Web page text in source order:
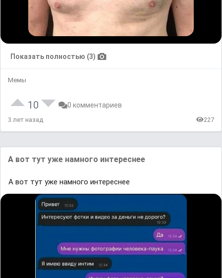
Показать полностью (3)
Мемы
10 0 комментариев
3 лет назад 227
А вот тут уже намного интереснее
А вот тут уже намного интереснее